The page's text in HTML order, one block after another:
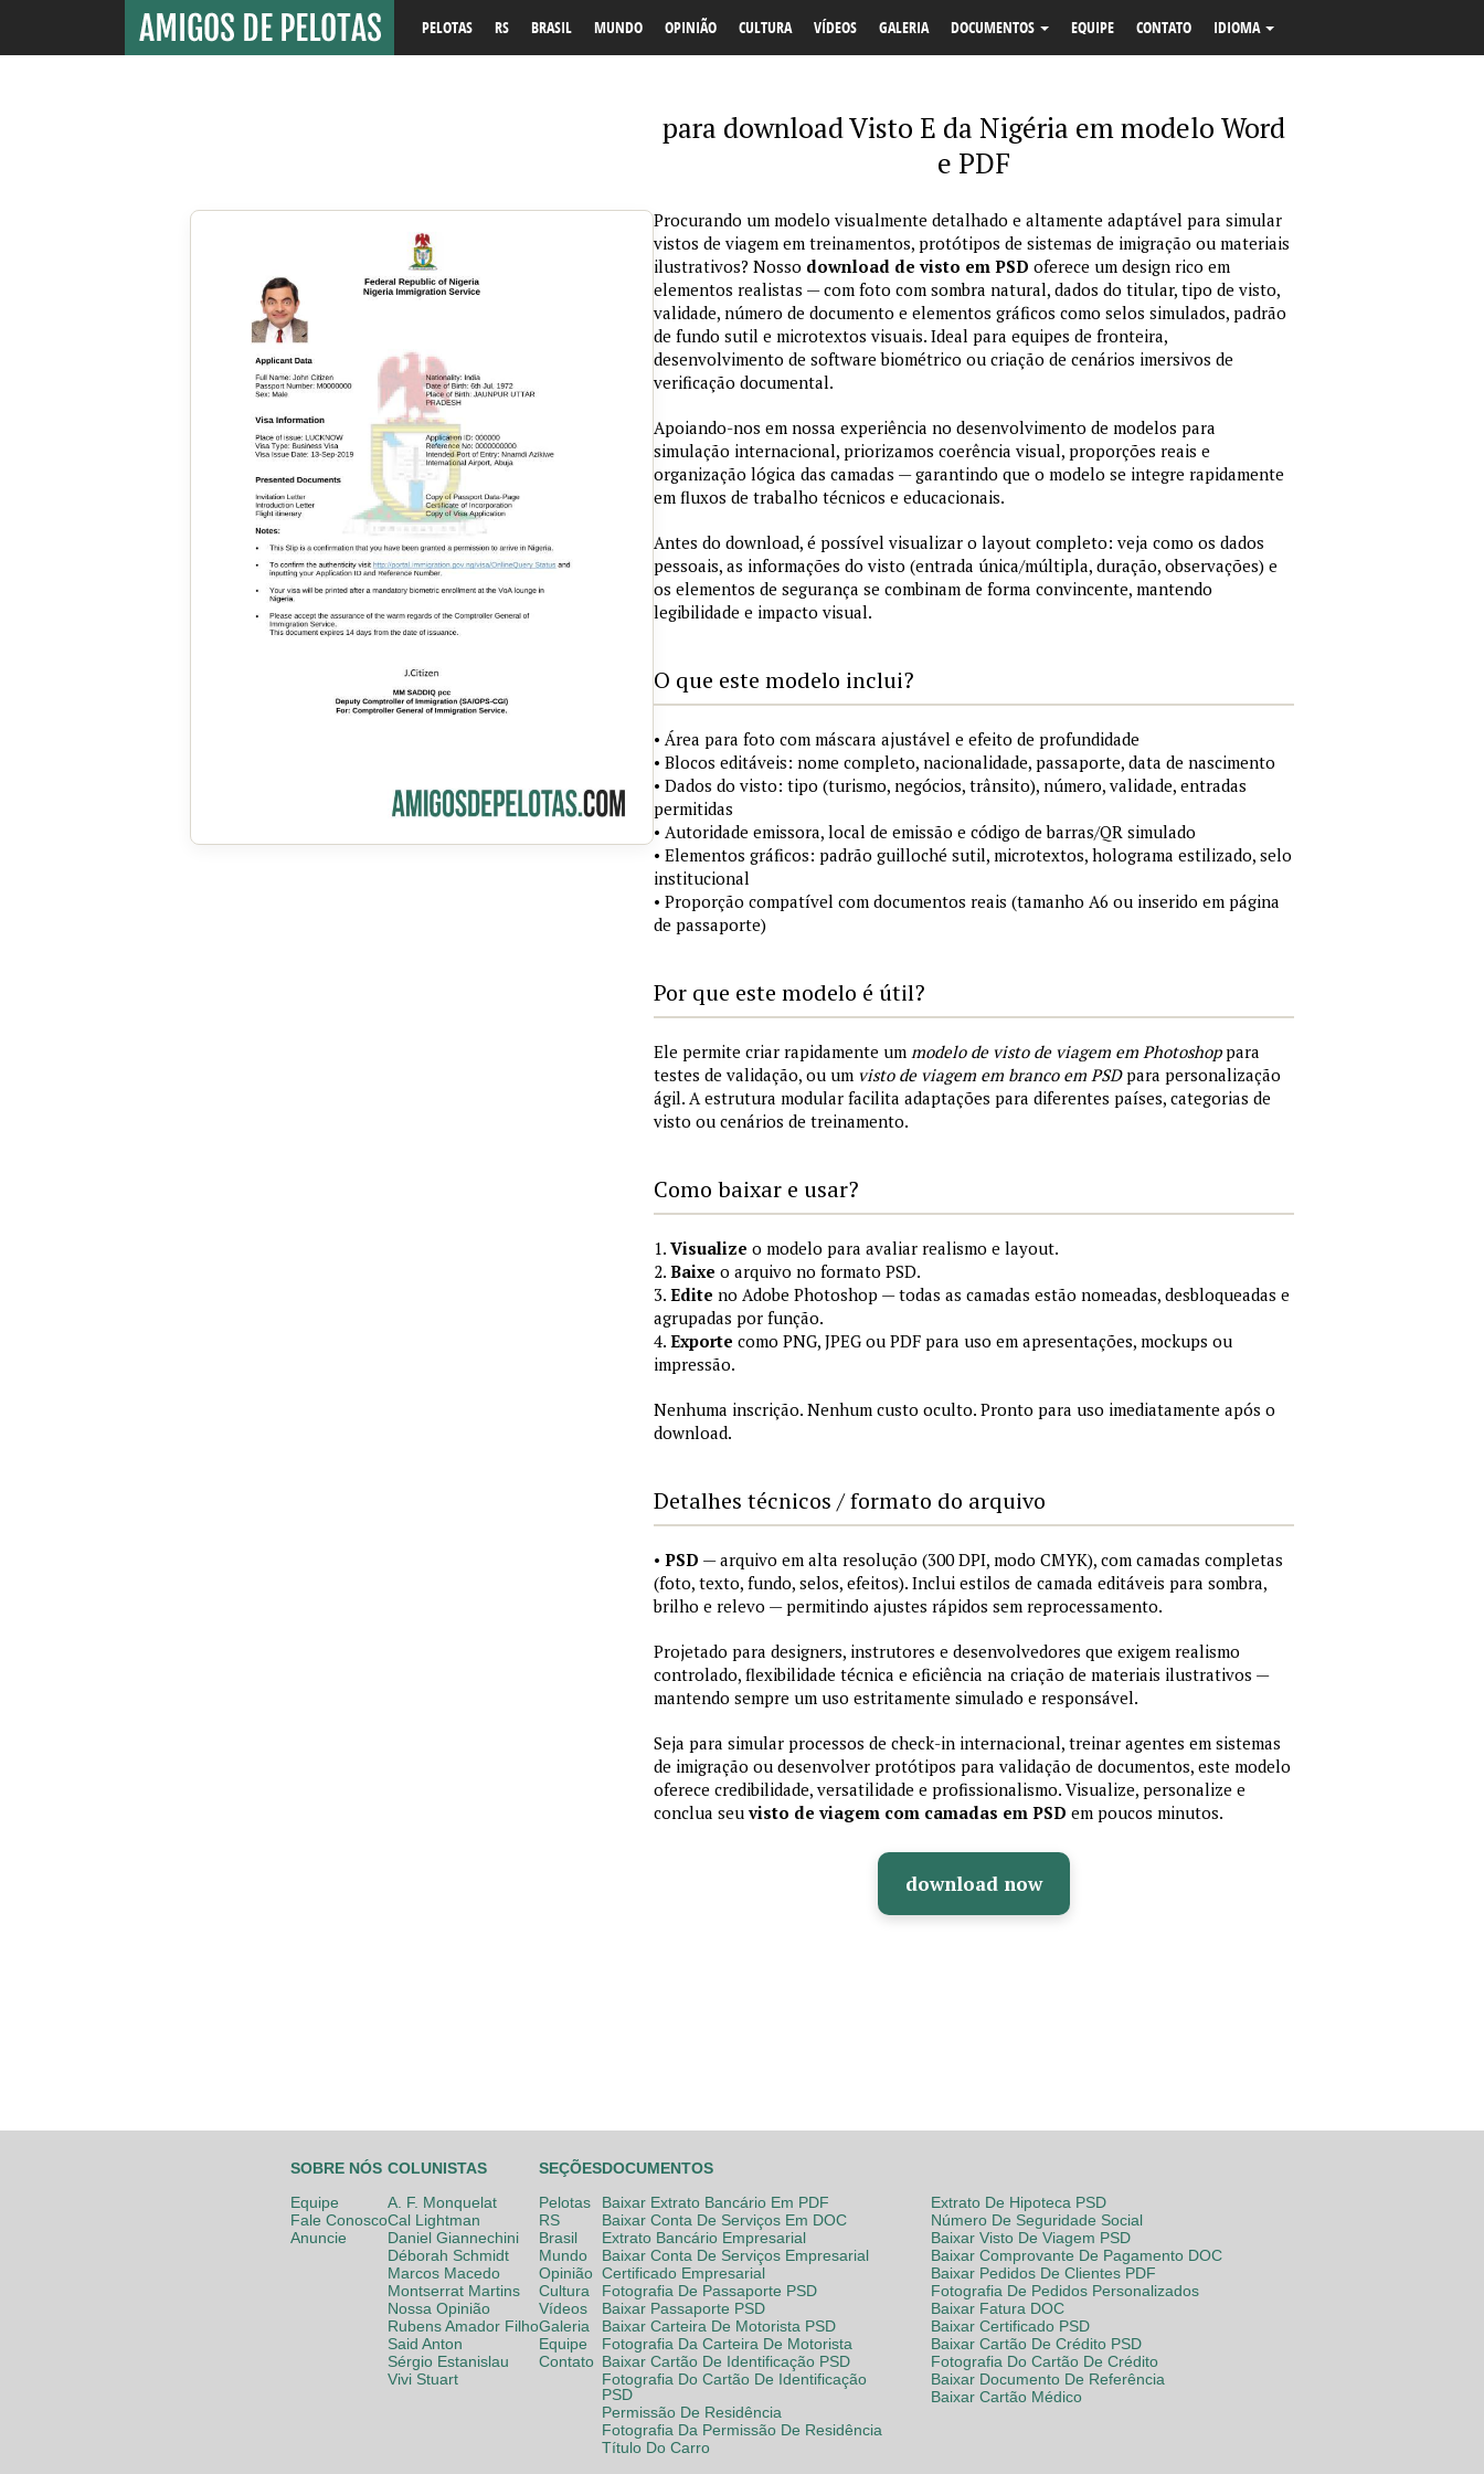
PELOTAS RS BRASIL MUNDO OPINIÃO CULTURA VÍDEOS GALERIA DOCUMENTOS EQUIPE CONTATO IDIOMA
para download Visto E da Nigéria em modelo Word
e PDF
Procurando um modelo visualmente detalhado e altamente adaptável para simular
vistos de viagem em treinamentos, protótipos de sistemas de imigração ou materiais
ilustrativos? Nosso download de visto em PSD oferece um design rico em
elementos realistas — com foto com sombra natural, dados do titular, tipo de visto,
validade, número de documento e elementos gráficos como selos simulados, padrão
de fundo sutil e microtextos visuais. Ideal para equipes de fronteira,
desenvolvimento de software biométrico ou criação de cenários imersivos de
verificação documental.
Apoiando-nos em nossa experiência no desenvolvimento de modelos para
simulação internacional, priorizamos coerência visual, proporções reais e
organização lógica das camadas — garantindo que o modelo se integre rapidamente
em fluxos de trabalho técnicos e educacionais.
Antes do download, é possível visualizar o layout completo: veja como os dados
pessoais, as informações do visto (entrada única/múltipla, duração, observações) e
os elementos de segurança se combinam de forma convincente, mantendo
legibilidade e impacto visual.
O que este modelo inclui?
• Área para foto com máscara ajustável e efeito de profundidade
• Blocos editáveis: nome completo, nacionalidade, passaporte, data de nascimento
• Dados do visto: tipo (turismo, negócios, trânsito), número, validade, entradas
permitidas
• Autoridade emissora, local de emissão e código de barras/QR simulado
• Elementos gráficos: padrão guilloché sutil, microtextos, holograma estilizado, selo
institucional
• Proporção compatível com documentos reais (tamanho A6 ou inserido em página
de passaporte)
Por que este modelo é útil?
Ele permite criar rapidamente um modelo de visto de viagem em Photoshoppara
testes de validação, ou um visto de viagem em branco em PSDpara personalização
ágil. A estrutura modular facilita adaptações para diferentes países, categorias de
visto ou cenários de treinamento.
Como baixar e usar?
1. Visualize o modelo para avaliar realismo e layout.
2. Baixe o arquivo no formato PSD.
3. Edite no Adobe Photoshop — todas as camadas estão nomeadas, desbloqueadas e
agrupadas por função.
4. Exporte como PNG, JPEG ou PDF para uso em apresentações, mockups ou
impressão.
Nenhuma inscrição. Nenhum custo oculto. Pronto para uso imediatamente após o
download.
Detalhes técnicos / formato do arquivo
• PSD — arquivo em alta resolução (300 DPI, modo CMYK), com camadas completas
(foto, texto, fundo, selos, efeitos). Inclui estilos de camada editáveis para sombra,
brilho e relevo — permitindo ajustes rápidos sem reprocessamento.
Projetado para designers, instrutores e desenvolvedores que exigem realismo
controlado, flexibilidade técnica e eficiência na criação de materiais ilustrativos —
mantendo sempre um uso estritamente simulado e responsável.
Seja para simular processos de check-in internacional, treinar agentes em sistemas
de imigração ou desenvolver protótipos para validação de documentos, este modelo
oferece credibilidade, versatilidade e profissionalismo. Visualize, personalize e
conclua seuvisto de viagem com camadas em PSD em poucos minutos.
download now
SOBRE NÓS
Equipe
Fale Conosco
Anuncie
COLUNISTAS
A. F. Monquelat
Cal Lightman
Daniel Giannechini
Déborah Schmidt
Marcos Macedo
Montserrat Martins
Nossa Opinião
Rubens Amador Filho
Said Anton
Sérgio Estanislau
Vivi Stuart
SEÇÕES
Pelotas
RS
Brasil
Mundo
Opinião
Cultura
Vídeos
Galeria
Equipe
Contato
DOCUMENTOS
Baixar Extrato Bancário Em PDF
Baixar Conta De Serviços Em DOC
Extrato Bancário Empresarial
Baixar Conta De Serviços Empresarial
Certificado Empresarial
Fotografia De Passaporte PSD
Baixar Passaporte PSD
Baixar Carteira De Motorista PSD
Fotografia Da Carteira De Motorista
Baixar Cartão De Identificação PSD
Fotografia Do Cartão De Identificação
PSD
Permissão De Residência
Fotografia Da Permissão De Residência
Título Do Carro
Extrato De Hipoteca PSD
Número De Seguridade Social
Baixar Visto De Viagem PSD
Baixar Comprovante De Pagamento DOC
Baixar Pedidos De Clientes PDF
Fotografia De Pedidos Personalizados
Baixar Fatura DOC
Baixar Certificado PSD
Baixar Cartão De Crédito PSD
Fotografia Do Cartão De Crédito
Baixar Documento De Referência
Baixar Cartão Médico